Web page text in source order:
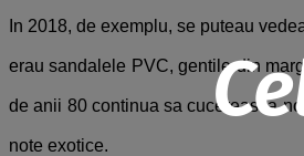
In 2018, de exemplu, se puteau
erau sandalele PVC, gentile din
de anii 80 continua sa cucereasca
note exotice.